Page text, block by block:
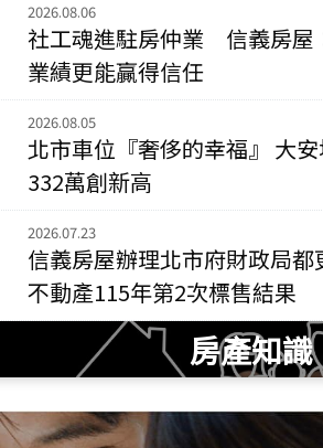
新北市永和區環河西路二段
115年07月 成交
央央
115年
小西華
115年07月 成交
捷豹
台北市中山區長春路
115年07月 成交
十泉十美
台北市北投區光明路
2026.08.06
社工魂進駐房仲業 信義房屋
業績更能贏得信任
2026.08.05
北市車位『奢侈的幸福』 大
332萬創新高
2026.07.23
信義房屋辦理北市府財政局都
不動產115年第2次標售結果
房產知識